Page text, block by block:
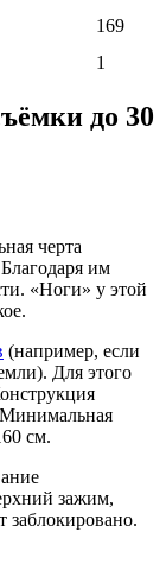
169
1
до 30
черта
им
«Ноги» у этой
(например, если
Для этого
см.
зажим,
заблокировано.